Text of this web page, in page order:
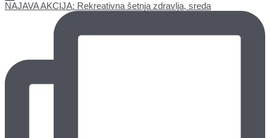
NAJAVA AKCIJA: Rekreativna šetnja zdravlja, sreda